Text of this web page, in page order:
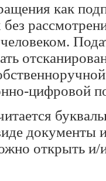
как
цифровой
документы
открыть и/